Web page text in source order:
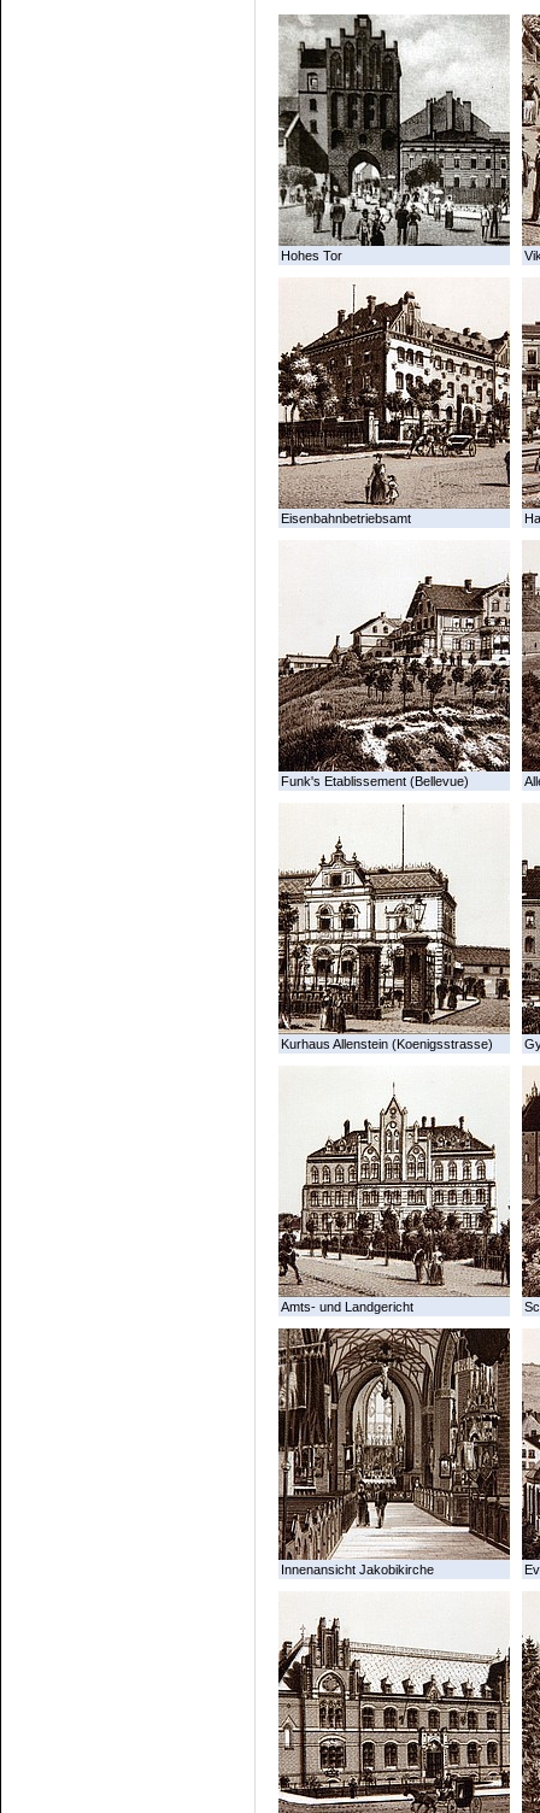
Hohes Tor
Eisenbahnbetriebsamt
Funk's Etablissement (Bellevue)
Kurhaus Allenstein (Koenigsstrasse)
Amts- und Landgericht
Innenansicht Jakobikirche